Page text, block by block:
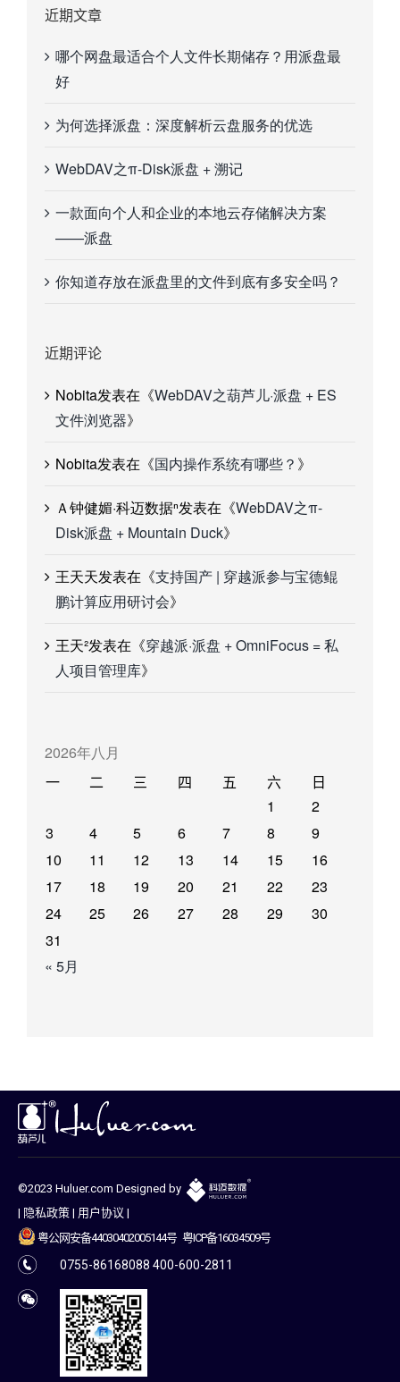
近期文章
哪个网盘最适合个人文件长期储存？用派盘最
好
为何选择派盘：深度解析云盘服务的优选
WebDAV之π-Disk派盘 + 溯记
一款面向个人和企业的本地云存储解决方案
——派盘
你知道存放在派盘里的文件到底有多安全吗？
近期评论
Nobita发表在《WebDAV之葫芦儿·派盘 + ES
文件浏览器》
Nobita发表在《国内操作系统有哪些？ 》
Ａ钟健媚·科迈数据ⁿ发表在《WebDAV之π-
Disk派盘 + Mountain Duck》
王天天发表在《支持国产 | 穿越派参与宝德鲲
鹏计算应用研讨会》
王天²发表在《穿越派·派盘 + OmniFocus = 私
人项目管理库》
2026年八月
一 二 三 四 五 六 日
1
2
3
4 5 6 7 8
9
10
11 12 13 14 15
16
17
18 19 20 21 22
23
24
25 26 27 28 29
30
31
« 5月
©2023 Huluer.com Designed by
| 隐私政策 | 用户协议 |
粤公网安备44030402005144号 粤ICP备16034509号
0755-86168088 400-600-2811